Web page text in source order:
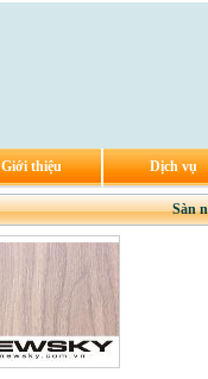
Giới thiệu Dịch vụ
Sàn